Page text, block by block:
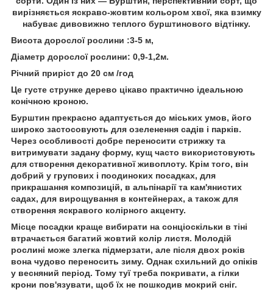
вирізняється яскраво-жовтим кольором хвої, яка взимку
набуває дивовижно теплого бурштинового відтінку.
Висота дорослої рослини :3-5 м,
Діаметр дорослої рослини: 0,9-1,2м.
Річний приріст до 20 см /год
Це густе струнке дерево цікаво практично ідеальною
конічною кроною.
Бурштин прекрасно адаптується до міських умов, його
широко застосовують для озеленення садів і парків.
Через особливості добре переносити стрижку та
витримувати задану форму, кущ часто використовують
для створення декоративної живоплоту. Крім того, він
добрий у групових і поодиноких посадках, для
прикрашання композицій, в альпінарії та кам'янистих
садах, для вирощування в контейнерах, а також для
створення яскравого колірного акценту.
Місце посадки краще вибирати на сонціоскільки в тіні
втрачається багатий жовтий колір листя. Молодій
рослині може злегка підмерзати, але після двох років
вона чудово переносить зиму. Однак схильний до опіків
у весняний період. Тому туї треба покривати, а гілки
крони пов'язувати, щоб їх не пошкодив мокрий сніг.